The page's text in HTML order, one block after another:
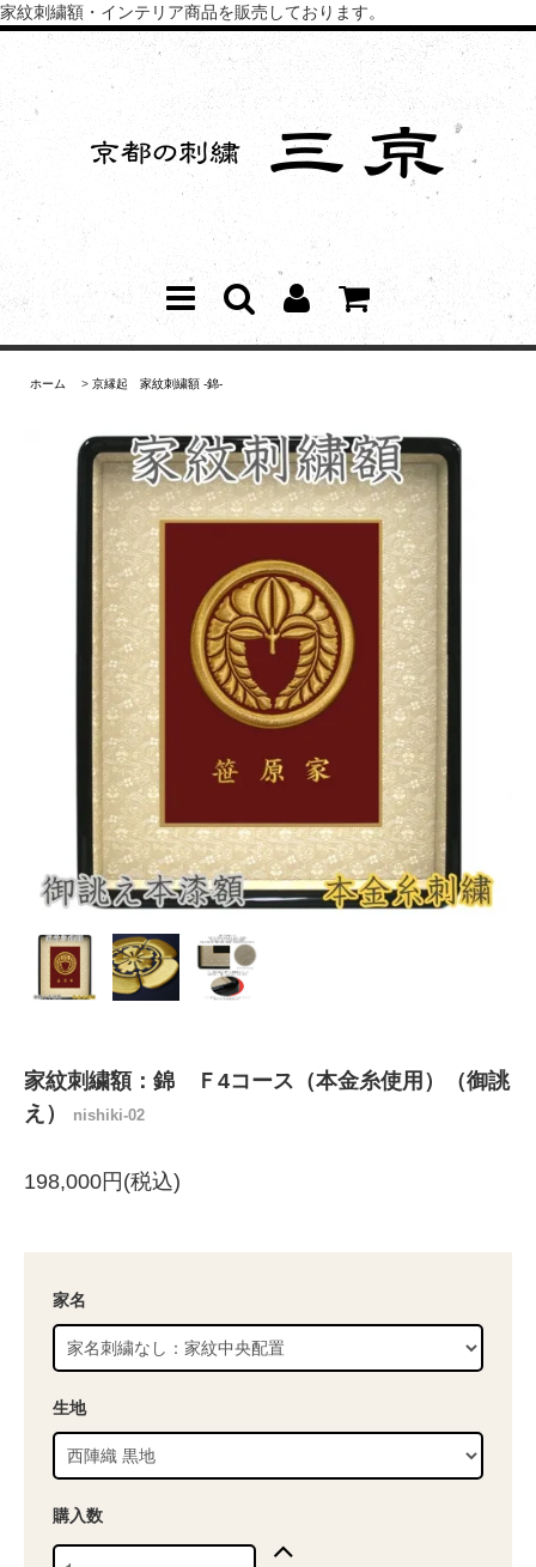
家紋刺繍額・インテリア商品を販売しております。
ホーム > 京縁起 家紋刺繍額 -錦-
家紋刺繍額：錦 Ｆ4コース（本金糸使用）（御誂
え）
nishiki-02
198,000円(税込)
家名
生地
購入数